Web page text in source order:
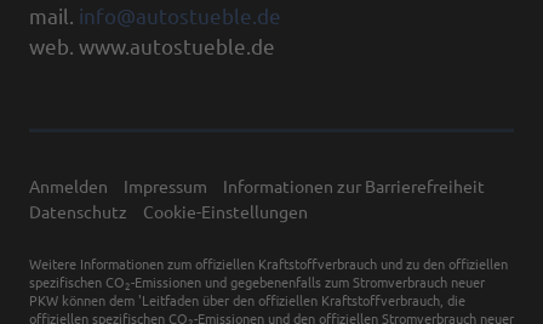
mail. info@autostueble.de
web. www.autostueble.de
Anmelden Impressum
Informationen zur Barrierefreiheit
Datenschutz
Cookie-Einstellungen
Weitere Informationen zum offiziellen Kraftstoffverbrauch und zu den offiziellen
spezifischen CO 2-Emissionen und gegebenenfalls zum Stromverbrauch neuer
PKW können dem 'Leitfaden über den offiziellen Kraftstoffverbrauch, die
offiziellen spezifischen CO -Emissionen und den offiziellen Stromverbrauch neuer